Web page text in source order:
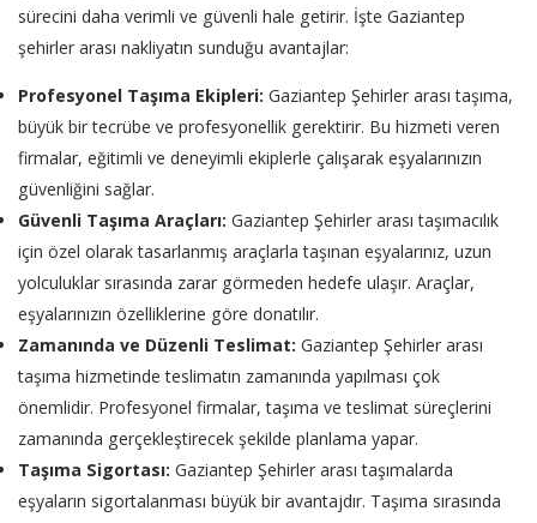
sürecini daha verimli ve güvenli hale getirir. İşte Gaziantep
şehirler arası nakliyatın sunduğu avantajlar:
Profesyonel Taşıma Ekipleri: Gaziantep Şehirler arası taşıma,
büyük bir tecrübe ve profesyonellik gerektirir. Bu hizmeti veren
firmalar, eğitimli ve deneyimli ekiplerle çalışarak eşyalarınızın
güvenliğini sağlar.
Güvenli Taşıma Araçları: Gaziantep Şehirler arası taşımacılık
için özel olarak tasarlanmış araçlarla taşınan eşyalarınız, uzun
yolculuklar sırasında zarar görmeden hedefe ulaşır. Araçlar,
eşyalarınızın özelliklerine göre donatılır.
Zamanında ve Düzenli Teslimat: Gaziantep Şehirler arası
taşıma hizmetinde teslimatın zamanında yapılması çok
önemlidir. Profesyonel firmalar, taşıma ve teslimat süreçlerini
zamanında gerçekleştirecek şekilde planlama yapar.
Taşıma Sigortası: Gaziantep Şehirler arası taşımalarda
eşyaların sigortalanması büyük bir avantajdır. Taşıma sırasında